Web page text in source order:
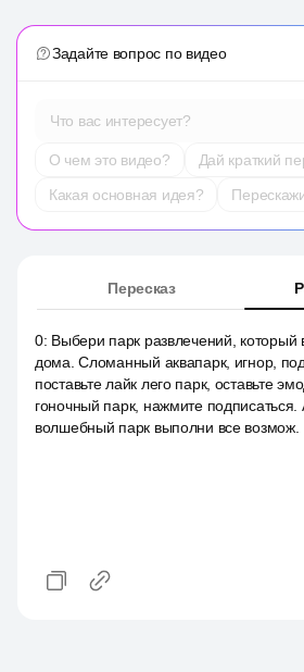
Задайте вопрос по видео
Что вас интересует?
О чем это видео?
Дай краткий
Какая основная идея?
Пересказ
0: Выбери парк развлечений, который
дома. Сломанный аквапарк, игнор,
поставьте лайк лего парк, оставьте
гоночный парк, нажмите подписаться.
волшебный парк выполни все возмож.